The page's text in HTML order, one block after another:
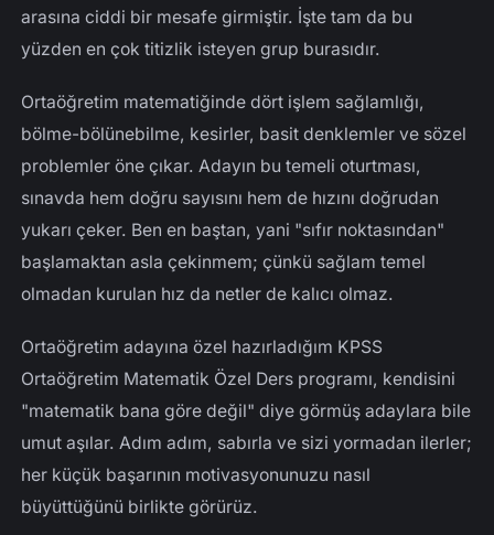
arasına ciddi bir mesafe girmiştir. İşte tam da bu
yüzden en çok titizlik isteyen grup burasıdır.
Ortaöğretim matematiğinde dört işlem sağlamlığı,
bölme-bölünebilme, kesirler, basit denklemler ve sözel
problemler öne çıkar. Adayın bu temeli oturtması,
sınavda hem doğru sayısını hem de hızını doğrudan
yukarı çeker. Ben en baştan, yani "sıfır noktasından"
başlamaktan asla çekinmem; çünkü sağlam temel
olmadan kurulan hız da netler de kalıcı olmaz.
Ortaöğretim adayına özel hazırladığım KPSS
Ortaöğretim Matematik Özel Ders programı, kendisini
"matematik bana göre değil" diye görmüş adaylara bile
umut aşılar. Adım adım, sabırla ve sizi yormadan ilerler;
her küçük başarının motivasyonunuzu nasıl
büyüttüğünü birlikte görürüz.